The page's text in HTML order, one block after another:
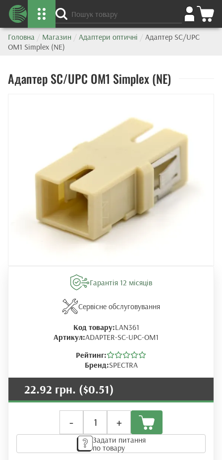
Головна / Магазин / Адаптери оптичні / Адаптер SC/UPC
OM1 Simplex (NE)
Адаптер SC/UPC OM1 Simplex (NE)
Гарантія 12 місяців
Сервісне обслуговування
Код товару:LAN361
Артикул:ADAPTER-SC-UPC-OM1
Рейтинг:
Бренд:SPECTRA
22.92 грн. ($0.51)
-
SC/UPC
OM1
Simplex
(NE)
+
Задати питання
по товару